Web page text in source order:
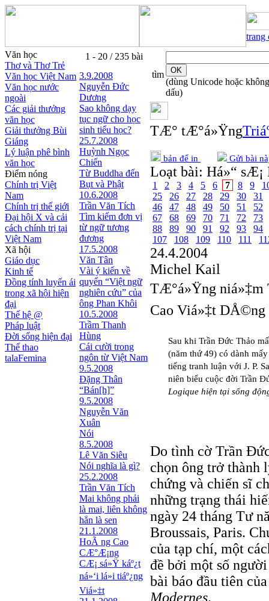
trang
Văn học
Thơ và Thơ Trẻ
Văn học Việt Nam
Văn học nước
ngoài
Các giải thưởng
văn học
Giải thưởng Bùi
Giáng
Lý luận phê bình
văn học
Điểm nóng
Chính trị Việt
Nam
Chính trị thế giới
Đại hội X và cải
cách chính trị tại
Việt Nam
Xã hội
Giáo dục
Kinh tế
Đồng tính luyến ái
trong xã hội hiện
đại
Thế hệ @
Pháp luật
Đời sống hiện đại
Thể thao
talaFemina
1 - 20 / 235 bài
3.9.2008
Nguyễn Ðức
Dương
Sao không dạy
tục ngữ cho học
sinh tiểu học?
25.7.2008
Huỳnh Ngọc
Chiến
Từ Buddha đến
Bụt và Phật
10.6.2008
Trần Văn Tích
Tìm kiếm đơn vị
từ ngữ tương
đương
17.5.2008
Văn Tân
Vài ý kiến về
quyển “Việt ngữ
nghiên cứu” của
ông Phan Khôi
10.5.2008
Trầm Thanh
Hùng
Cái cười trong
ngôn từ Việt Nam
9.5.2008
Đặng Thân
“Bán[h]”
9.5.2008
Nguyễn Văn
Xuân
Nói
8.5.2008
Lê Văn Siêu
Nói nghĩa là gì?
25.2.2008
Trần Văn Tích
Mai không phải
là mai, liên không
hẳn là sen
21.1.2008
HoÃ ng Cao
CÆ°Æ¡ng
CÆ¡ sá»Ÿ káº¿t
ná»‘i lá»i tiáº¿ng
Viá»‡t
tìm
(dùng Unicode hoặc không
dấu)
TÆ° tÆ°á»Ÿng
bản để in Gửi bài
Loạt bài: Há»“ sÆ¡
1 2 3 4 5 6 7 8 9
25
26 27 28 29 30
31
46
47 48 49 50 51
52
67
68 69 70 71 72
73
88
89 90 91 92 93
94
107
108 109 110 111
24.4.2004
Michel Kail
TÆ°á»Ÿng niá»‡m
Cao Viá»‡t DÅ©ng
Sau khi Trần Đức Thảo
(năm thứ 49) có dành
tiếng tranh luận với J. P.
niên biểu cuộc đời Trần
Logique hiện tại sống
Do tình cờ Trần
chọn ông trở thành
chứng và chiến sĩ
những trạng thái
ngày 24 tháng Tư
Broussais, Paris.
của tạp chí, một
đề bởi một số
bài báo đầu tiên
Modernes.